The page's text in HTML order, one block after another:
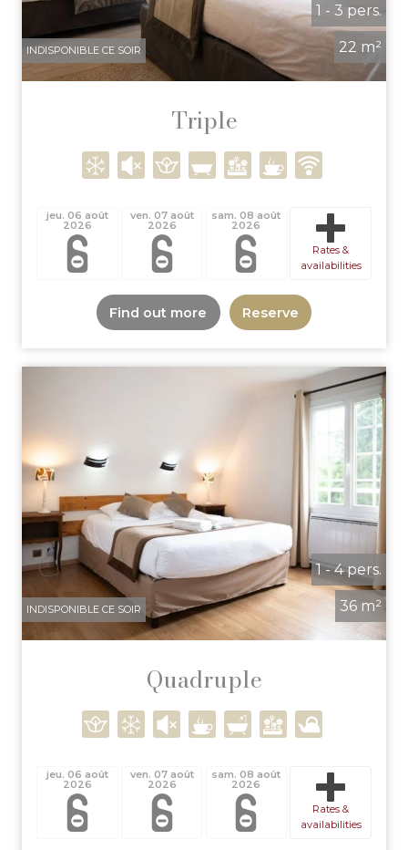
1 - 3 pers.
22 m²
INDISPONIBLE CE SOIR
Triple
jeu. 06 août
2026
ven. 07 août
2026
sam. 08 août
2026
Rates &
availabilities
Find out more Reserve
1 - 4 pers.
36 m²
INDISPONIBLE CE SOIR
Quadruple
jeu. 06 août
2026
ven. 07 août
2026
sam. 08 août
2026
Rates &
availabilities